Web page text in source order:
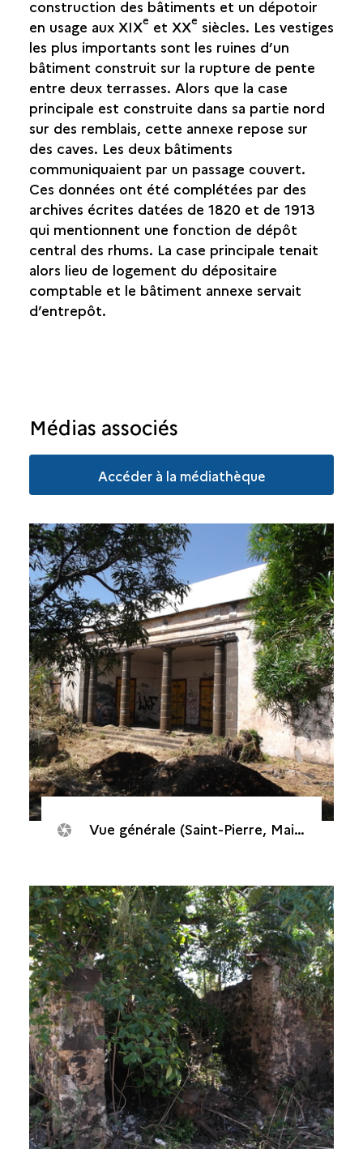
construction des bâtiments et un dépotoir
en usage aux XIXe et XXe siècles. Les vestiges
les plus importants sont les ruines d’un
bâtiment construit sur la rupture de pente
entre deux terrasses. Alors que la case
principale est construite dans sa partie nord
sur des remblais, cette annexe repose sur
des caves. Les deux bâtiments
communiquaient par un passage couvert.
Ces données ont été complétées par des
archives écrites datées de 1820 et de 1913
qui mentionnent une fonction de dépôt
central des rhums. La case principale tenait
alors lieu de logement du dépositaire
comptable et le bâtiment annexe servait
d’entrepôt.
Médias associés
Accéder à la médiathèque
Vue générale (Saint-Pierre, Maison de Canonville, 2015)